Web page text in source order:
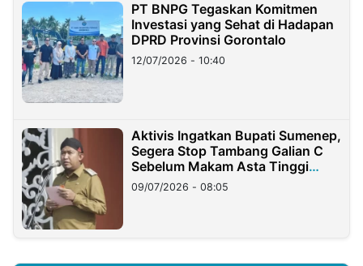
PT BNPG Tegaskan Komitmen
Investasi yang Sehat di Hadapan
DPRD Provinsi Gorontalo
12/07/2026 - 10:40
Aktivis Ingatkan Bupati Sumenep,
Segera Stop Tambang Galian C
Sebelum Makam Asta Tinggi
Longsor
09/07/2026 - 08:05